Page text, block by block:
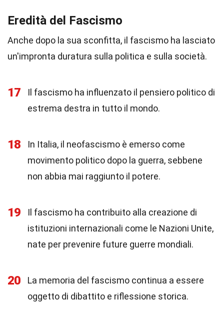
Eredità del Fascismo
Anche dopo la sua sconfitta, il fascismo ha lasciato
un'impronta duratura sulla politica e sulla società.
17
Il fascismo ha influenzato il pensiero politico di
estrema destra in tutto il mondo.
18
In Italia, il neofascismo è emerso come
movimento politico dopo la guerra, sebbene
non abbia mai raggiunto il potere.
19
Il fascismo ha contribuito alla creazione di
istituzioni internazionali come le Nazioni Unite,
nate per prevenire future guerre mondiali.
20
La memoria del fascismo continua a essere
oggetto di dibattito e riflessione storica.